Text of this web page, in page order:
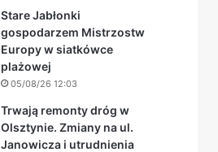
Stare Jabłonki
gospodarzem Mistrzostw
Europy w siatkówce
plażowej
05/08/26 12:03
Trwają remonty dróg w
Olsztynie. Zmiany na ul.
Janowicza i utrudnienia